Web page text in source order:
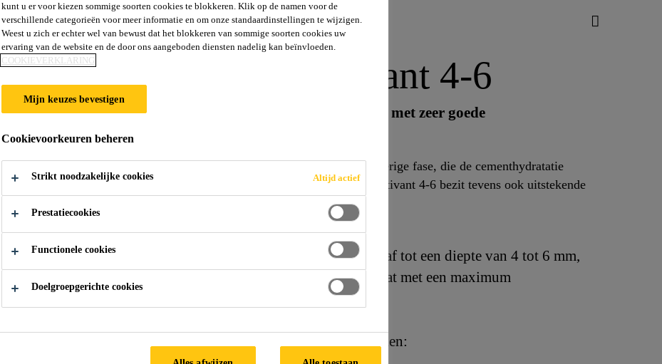
Beton & Beton Storten Nabehandelingsmiddel SikaCem® Désactivant 4-6
SikaCem® Désactivant 4-6
Watergebaseerde oppervlaktevertrager voor beton met zeer goede
nabehandelingseigenschappen
SikaCem® Désactivant 4-6 is een oppervlaktevertrager in waterige fase, die de cementhydratatie
sterk afremt tot op een diepte van 4 - 6 mm. SikaCem® Désactivant 4-6 bezit tevens ook uitstekende
SikaCem® Désactivant 4-6 remt de cementhydratatie af tot een diepte van 4 tot 6 mm,
en moet worden gebruikt op beton dat granulaten bevat met een maximum
SikaCem® Désactivant 4-6 biedt de volgende voordelen:
kunt u er voor kiezen sommige soorten cookies te blokkeren. Klik op de namen voor de
verschillende categorieën voor meer informatie en om onze standaardinstellingen te wijzigen.
Weest u zich er echter wel van bewust dat het blokkeren van sommige soorten cookies uw
ervaring van de website en de door ons aangeboden diensten nadelig kan beïnvloeden.
COOKIEVERKLARING
Mijn keuzes bevestigen
Cookievoorkeuren beheren
Strikt noodzakelijke cookies Altijd actief
Prestatiecookies
Functionele cookies
Doelgroepgerichte cookies